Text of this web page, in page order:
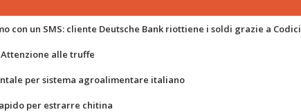
con un SMS: cliente Deutsche Bank riottiene i soldi grazie a Codici
alle truffe
per sistema agroalimentare italiano
per estrarre chitina